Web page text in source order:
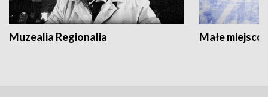
Muzealia Regionalia Małe